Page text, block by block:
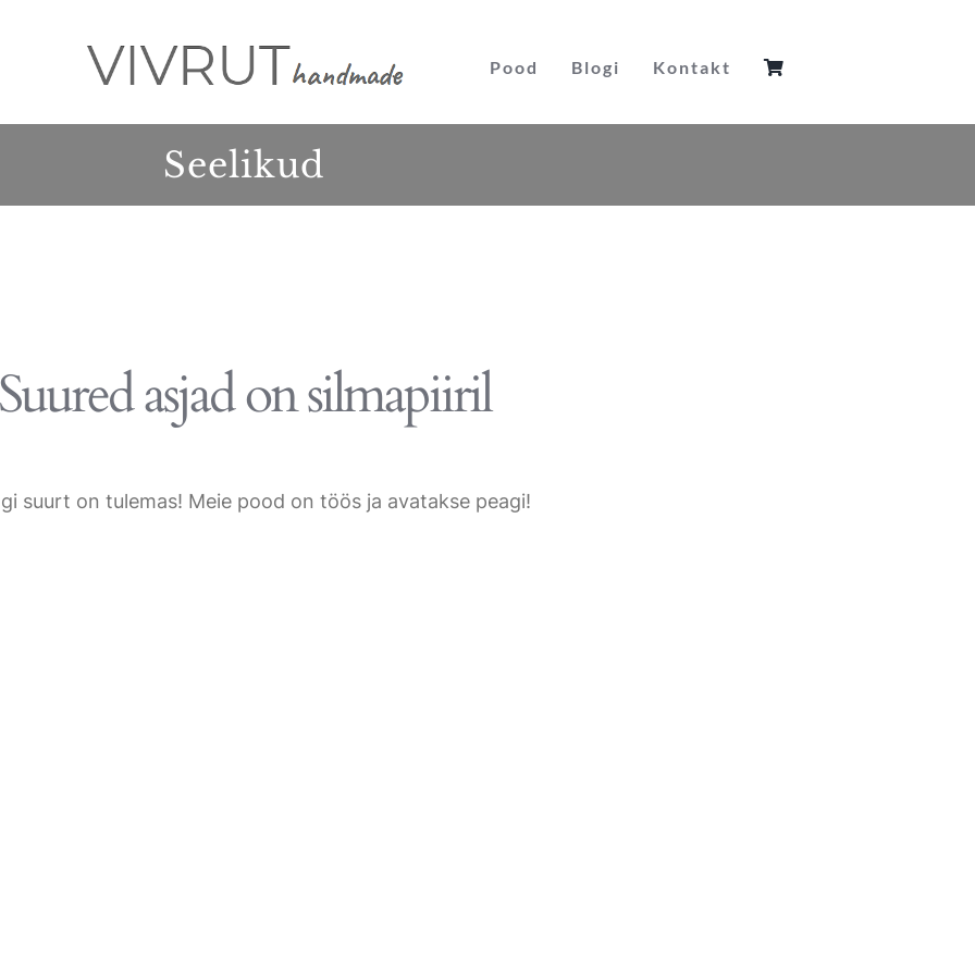
Pood Blogi Kontakt
Seelikud
asjad on silmapiiril
suurt on tulemas! Meie pood on töös ja avatakse peagi!